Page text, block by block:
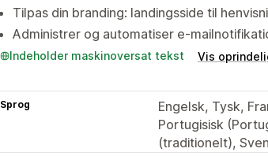
Tilpas din branding: landingsside til
Administrer og automatiser e-
Indeholder maskinoversat tekst Vis
Sprog
Engelsk, Tysk,
Portugisisk
(traditionelt),